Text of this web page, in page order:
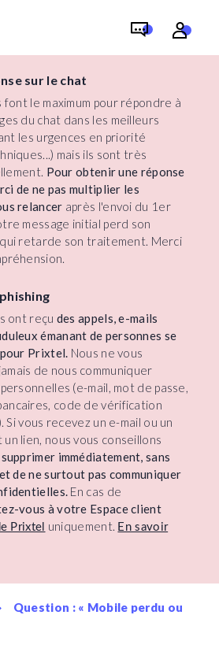
sur le chat
font le maximum pour répondre à
du chat dans les meilleurs
les urgences en priorité
mais ils sont très
Pour obtenir une réponse
de ne pas multiplier les
relancer après l'envoi du 1er
message initial perd son
retarde son traitement. Merci
ont reçu des appels, e-mails
émanant de personnes se
Prixtel. Nous ne vous
de nous communiquer
(e-mail, mot de passe,
code de vérification
Si vous recevez un e-mail ou un
lien, nous vous conseillons
immédiatement, sans
de ne surtout pas communiquer
En cas de
vous à votre Espace client
Prixtel uniquement. En savoir
Question : « Mobile perdu ou